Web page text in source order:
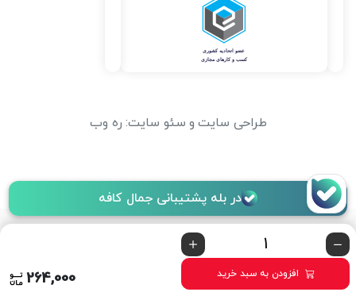
در بله پشتیبانی جمال کافه
افزودن به سبد خرید 264,000
طراحی سایت و سئو سایت: ره وب